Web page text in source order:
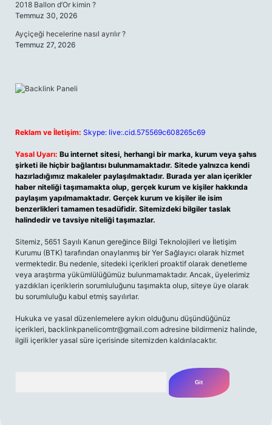
2018 Ballon d’Or kimin ?
Temmuz 30, 2026
Ayçiçeği hecelerine nasıl ayrılır ?
Temmuz 27, 2026
Reklam ve İletişim: Skype: live:.cid.575569c608265c69
Yasal Uyarı: Bu internet sitesi, herhangi bir marka, kurum veya şahıs
şirketi ile hiçbir bağlantısı bulunmamaktadır. Sitede yalnızca kendi
hazırladığımız makaleler paylaşılmaktadır. Burada yer alan içerikler
haber niteliği taşımamakta olup, gerçek kurum ve kişiler hakkında
paylaşım yapılmamaktadır. Gerçek kurum ve kişiler ile isim
benzerlikleri tamamen tesadüfidir. Sitemizdeki bilgiler taslak
halindedir ve tavsiye niteliği taşımazlar.
Sitemiz, 5651 Sayılı Kanun gereğince Bilgi Teknolojileri ve İletişim
Kurumu (BTK) tarafından onaylanmış bir Yer Sağlayıcı olarak hizmet
vermektedir. Bu nedenle, sitedeki içerikleri proaktif olarak denetleme
veya araştırma yükümlülüğümüz bulunmamaktadır. Ancak, üyelerimiz
yazdıkları içeriklerin sorumluluğunu taşımakta olup, siteye üye olarak
bu sorumluluğu kabul etmiş sayılırlar.
Hukuka ve yasal düzenlemelere aykırı olduğunu düşündüğünüz
içerikleri, backlinkpanelicomtr@gmail.com adresine bildirmeniz halinde,
ilgili içerikler yasal süre içerisinde sitemizden kaldırılacaktır.